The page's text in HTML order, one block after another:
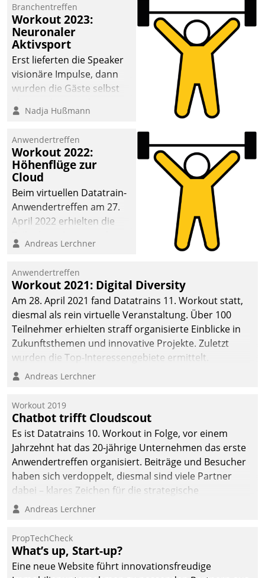
Mammutprojekte
meistern und Workloads
wuppen – bei zunehmend
anspruchsvollen
Aufgaben und
abnehmendem
Branchentreffen
Workout 2023:
Neuronaler
Aktivsport
Erst lieferten die Speaker
visionäre Impulse, dann
wurden die Gäste selbst
methodisch
Quartier. Dazwischen
zeigte Datatrain, was es
Neues zu bieten hat.
Nadja Hußmann
Anwendertreffen
Workout 2022:
Höhenflüge zur
Cloud
Beim virtuellen Datatrain-
Anwendertreffen am 27.
April 2022 erhielten die
Teilnehmer kurzweilige
Cloud-Strategien und -
Lösungen mit hohem
Zukunftspotenzial.
Andreas Lerchner
Anwendertreffen
Workout 2021: Digital Diversity
Am 28. April 2021 fand Datatrains 11. Workout statt,
diesmal als rein virtuelle Veranstaltung. Über 100
Teilnehmer erhielten straff organisierte Einblicke in
Zukunftsthemen und innovative Projekte. Zuletzt
wurden die Top-Interessengebiete ermittelt.
Andreas Lerchner
Workout 2019
Chatbot trifft Cloudscout
Es ist Datatrains 10. Workout in Folge, vor einem
Jahrzehnt hat das 20-jährige Unternehmen das erste
Anwendertreffen organisiert. Beiträge und Besucher
haben sich verdoppelt, diesmal sind viele Partner
dabei – klares Zeichen für die strategische
Fokussierung auf den Kunden.
Andreas Lerchner
PropTechCheck
What’s up, Start-up?
Eine neue Website führt innovationsfreudige